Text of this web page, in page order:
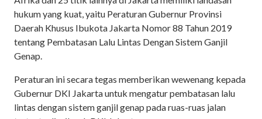
hukum yang kuat, yaitu Peraturan Gubernur Provinsi
Daerah Khusus Ibukota Jakarta Nomor 88 Tahun 2019
tentang Pembatasan Lalu Lintas Dengan Sistem Ganjil
Genap.
Peraturan ini secara tegas memberikan wewenang kepada
Gubernur DKI Jakarta untuk mengatur pembatasan lalu
lintas dengan sistem ganjil genap pada ruas-ruas jalan